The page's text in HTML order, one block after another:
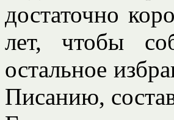
достаточно
лет, чтобы
остальное
Писанию,